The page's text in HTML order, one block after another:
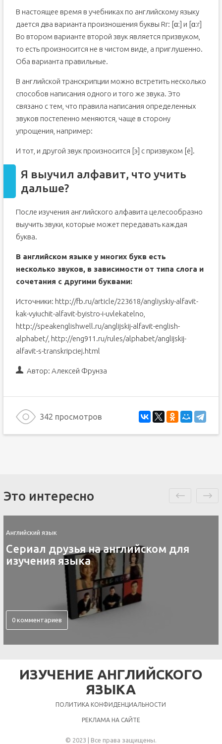
В настоящее время в учебниках по английскому языку
дается два варианта произношения буквы Rr: [ɑː] и [ɑːr]
Во втором варианте второй звук является призвуком,
то есть произносится не в чистом виде, а приглушенно.
Оба варианта правильные.
В английской транскрипции можно встретить несколько
способов написания одного и того же звука. Это
связано с тем, что правила написания определенных
звуков постепенно меняются, чаще в сторону
упрощения, например:
И тот, и другой звук произносится [э] с призвуком [ё].
Я выучил алфавит, что учить
дальше?
После изучения английского алфавита целесообразно
выучить звуки, которые может передавать каждая
буква.
В английском языке у многих букв есть
несколько звуков, в зависимости от типа слога и
сочетания с другими буквами:
Источники: http://fb.ru/article/223618/angliyskiy-alfavit-
kak-vyiuchit-alfavit-byistro-i-uvlekatelno,
http://speakenglishwell.ru/anglijskij-alfavit-english-
alphabet/, http://eng911.ru/rules/alphabet/anglijskij-
alfavit-s-transkripciej.html
Автор: Алексей Фрунза
342 просмотров
Это интересно
Английский язык
Контакты скайп для изучения
английского языка
0 комментариев
ИЗУЧЕНИЕ АНГЛИЙСКОГО
ЯЗЫКА
ПОЛИТИКА КОНФИДЕНЦИАЛЬНОСТИ
РЕКЛАМА НА САЙТЕ
© 2023 | Все права защищены.